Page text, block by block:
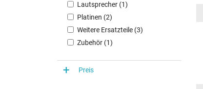
Lautsprecher (1)
Platinen (2)
Weitere Ersatzteile (3)
Zubehör (1)
Preis